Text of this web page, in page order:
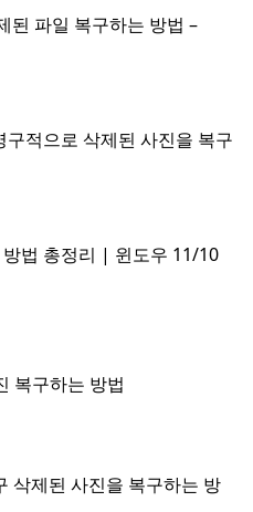
된 파일 복구하는 방법 –
적으로 삭제된 사진을 복구
법 총정리 | 윈도우 11/10
복구하는 방법
삭제된 사진을 복구하는 방